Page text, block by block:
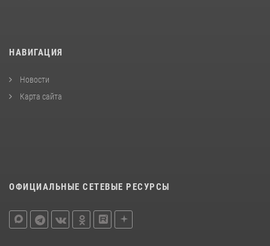
НАВИГАЦИЯ
Новости
Карта сайта
ОФИЦИАЛЬНЫЕ СЕТЕВЫЕ РЕСУРСЫ